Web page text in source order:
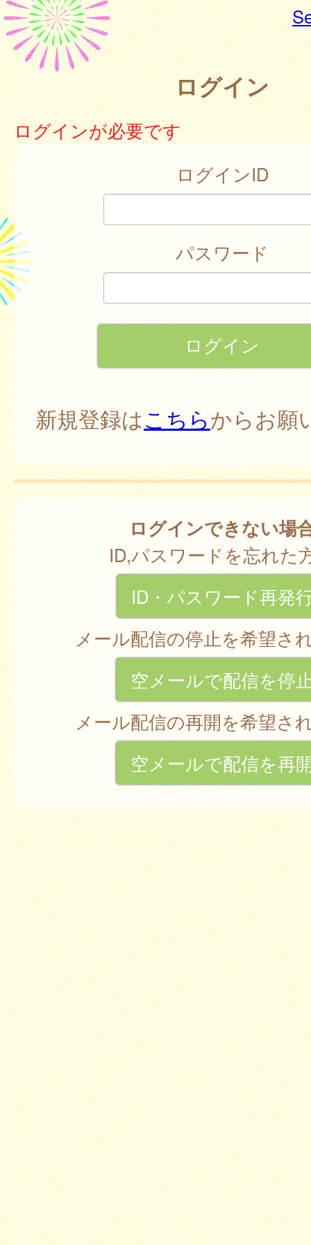
ログイン
ログインが必要です
ログインID
パスワード
新規登録はこちらからお願
ログインできない場
ID,パスワードを忘れた
ID・パスワード再発
メール配信の停止を希望さ
空メールで配信を停
メール配信の再開を希望さ
空メールで配信を再